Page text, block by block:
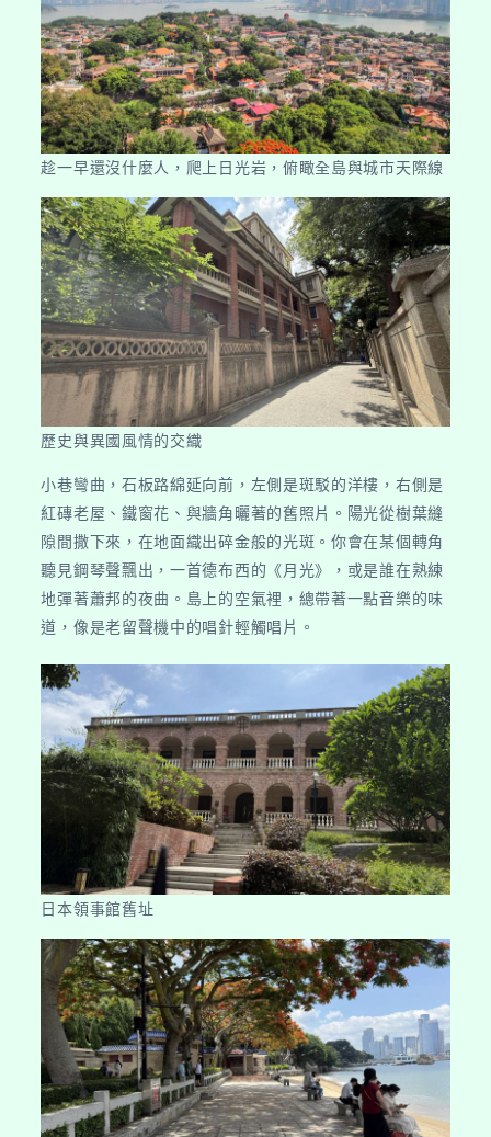
趁一早還沒什麼人，爬上日光岩，俯瞰全島與城市天際線
歷史與異國風情的交織
小巷彎曲，石板路綿延向前，左側是斑駁的洋樓，右側是
紅磚老屋、鐵窗花、與牆角曬著的舊照片。陽光從樹葉縫
隙間撒下來，在地面織出碎金般的光斑。你會在某個轉角
聽見鋼琴聲飄出，一首德布西的《月光》，或是誰在熟練
地彈著蕭邦的夜曲。島上的空氣裡，總帶著一點音樂的味
道，像是老留聲機中的唱針輕觸唱片。
日本領事館舊址